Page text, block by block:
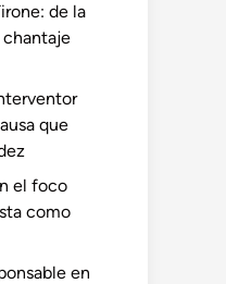
de la
que
el foco
como
en